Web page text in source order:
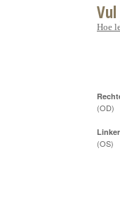
Hoe
(OD)
(OS)